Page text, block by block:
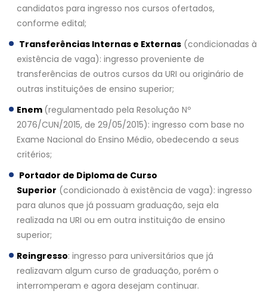
candidatos para ingresso nos cursos ofertados,
conforme edital;
Transferências Internas e Externas (condicionadas à
existência de vaga): ingresso proveniente de
transferências de outros cursos da URI ou originário de
outras instituições de ensino superior;
Enem (regulamentado pela Resolução Nº
2076/CUN/2015, de 29/05/2015): ingresso com base no
Exame Nacional do Ensino Médio, obedecendo a seus
critérios;
Portador de Diploma de Curso
Superior (condicionado à existência de vaga): ingresso
para alunos que já possuam graduação, seja ela
realizada na URI ou em outra instituição de ensino
superior;
Reingresso: ingresso para universitários que já
realizavam algum curso de graduação, porém o
interromperam e agora desejam continuar.